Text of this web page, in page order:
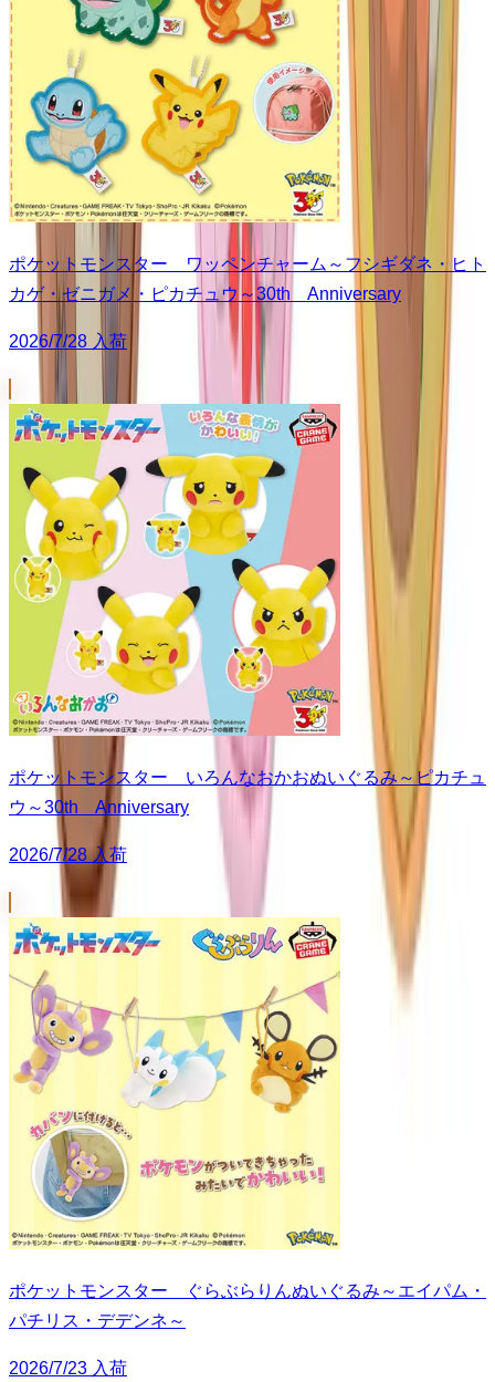
ポケットモンスター ワッペンチャーム～フシギダネ・ヒト
カゲ・ゼニガメ・ピカチュウ～30th Anniversary
2026/7/28 入荷
ポケットモンスター いろんなおかおぬいぐるみ～ピカチュ
ウ～30th Anniversary
2026/7/28 入荷
ポケットモンスター ぐらぶらりんぬいぐるみ～エイパム・
パチリス・デデンネ～
2026/7/23 入荷